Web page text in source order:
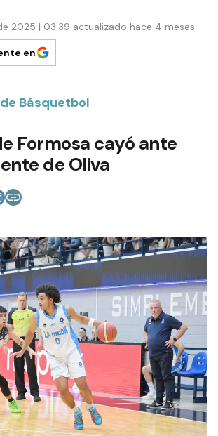
2025 | 03:39 actualizado hace 4 meses
en
Básquetbol
Formosa cayó ante
de Oliva